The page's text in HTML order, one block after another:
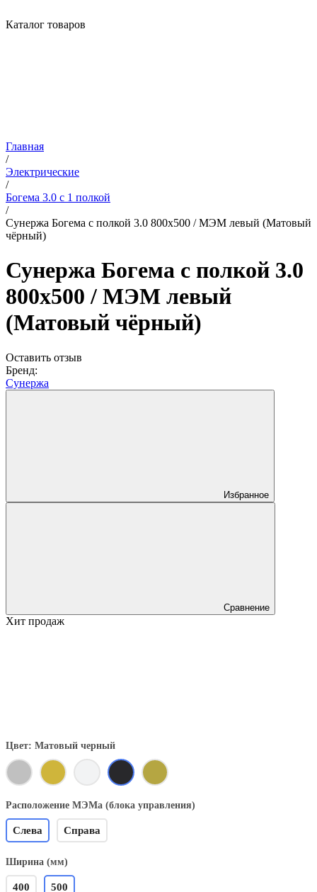
Каталог товаров
Главная
/
Электрические
/
Богема 3.0 с 1 полкой
/
Сунержа Богема с полкой 3.0 800х500 / МЭМ левый (Матовый
чёрный)
Сунержа Богема с полкой 3.0
800х500 / МЭМ левый
(Матовый чёрный)
Оставить отзыв
Бренд:
Сунержа
Избранное
Сравнение
Хит продаж
Цвет: Матовый черный
Расположение МЭМа (блока управления)
Слева Справа
Ширина (мм)
400 500